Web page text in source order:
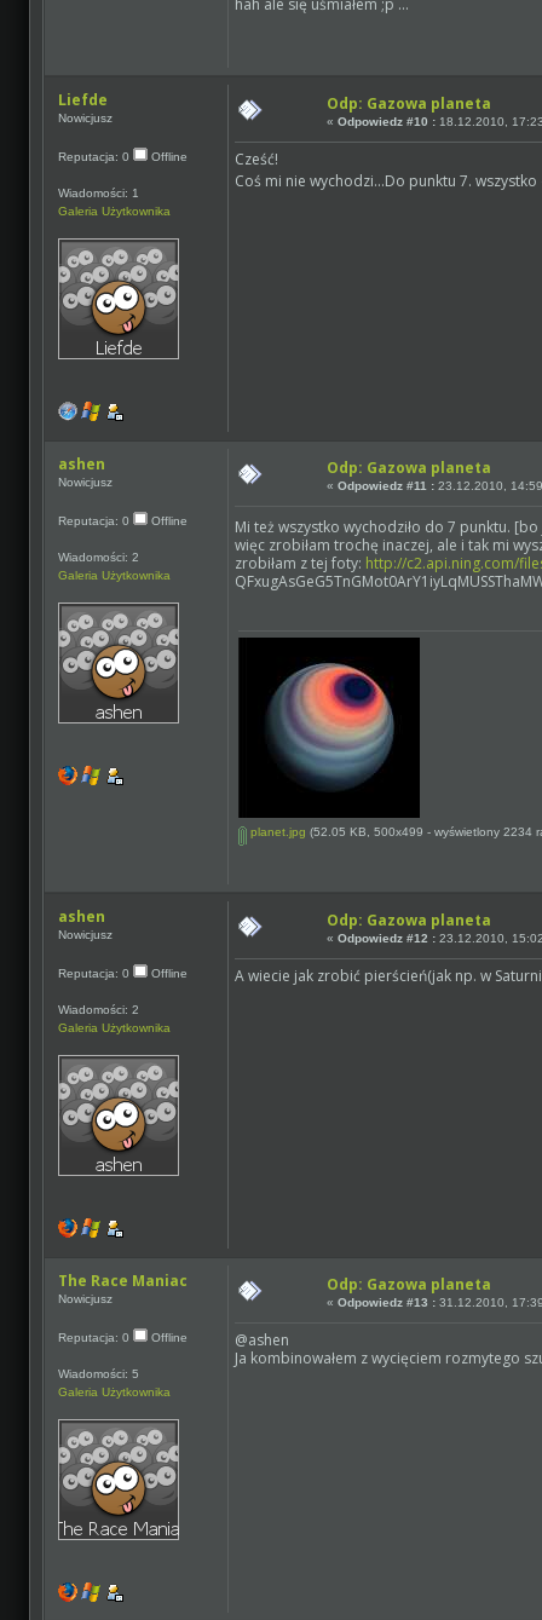
hah ale się uśmiałem ;p ...
Liefde
Nowicjusz
Reputacja: 0 Offline
Wiadomości: 1
Galeria Użytkownika
Odp: Gazowa planeta
«Odpowiedz #10 : 18.12.2010,
Cześć!
Coś mi nie wychodzi...Do punktu 7.
ashen
Nowicjusz
Reputacja: 0 Offline
Wiadomości: 2
Galeria Użytkownika
Odp: Gazowa planeta
«Odpowiedz #11 : 23.12.2010,
Mi też wszystko wychodziło do 7 punktu.
więc zrobiłam trochę inaczej, ale i tak mi
zrobiłam z tej foty: http://c2.api.ning.com/
planet.jpg (52.05 KB, 500x499 - wyświetlony 2234
ashen
Nowicjusz
Reputacja: 0 Offline
Wiadomości: 2
Galeria Użytkownika
Odp: Gazowa planeta
«Odpowiedz #12 : 23.12.2010,
A wiecie jak zrobić pierścień(jak np. w
The Race Maniac
Nowicjusz
Reputacja: 0 Offline
Wiadomości: 5
Galeria Użytkownika
Odp: Gazowa planeta
«Odpowiedz #13 : 31.12.2010,
@ashen
Ja kombinowałem z wycięciem rozmytego